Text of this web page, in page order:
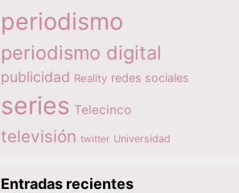
periodismo
periodismo digital
publicidad Reality redes sociales
series Telecinco
televisión twitter Universidad
Entradas recientes